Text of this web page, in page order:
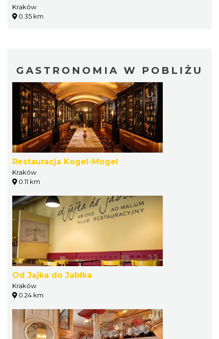
Kraków
0.35 km
GASTRONOMIA W POBLIŻU
Restauracja Kogel-Mogel
Kraków
0.11 km
Od Jajka do Jabłka
Kraków
0.24 km